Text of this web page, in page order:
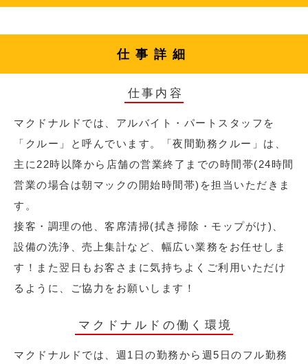
仕事詳細
仕事内容
マクドナルドでは、アルバイト・パートスタッフを
「クルー」と呼んでいます。「夜間勤務クルー」は、
主に22時以降から店舗の営業終了までの時間帯(24時間
営業の場合は朝マックの開始時間帯)を担当いただきま
す。
接客・調理の他、客席清掃(拭き掃除・モップがけ)、
設備の洗浄、売上集計など、幅広い業務をお任せしま
す！また翌日もお客さまに気持ちよくご利用いただけ
るように、ご協力をお願いします！
マクドナルドの働く環境
マクドナルドでは、週1日の勤務から週5日のフル勤務